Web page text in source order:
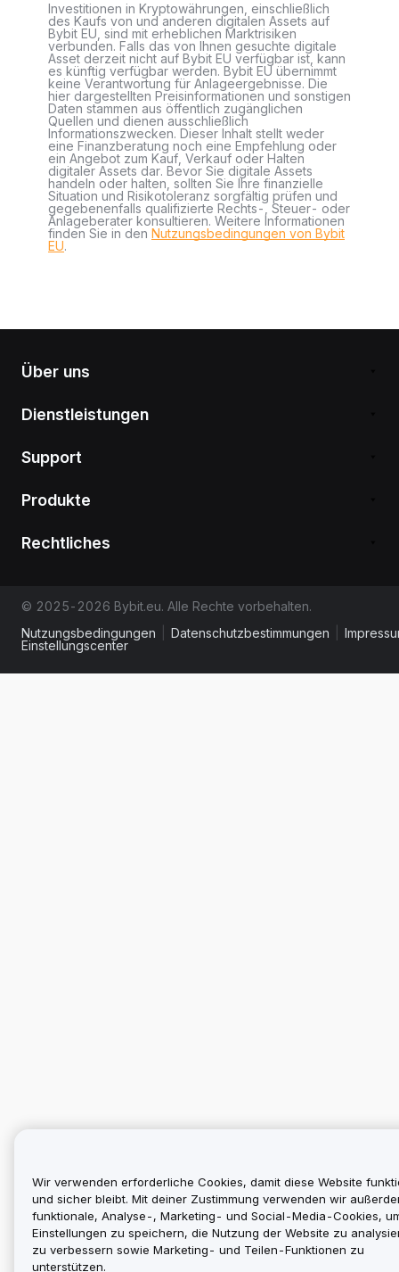
Investitionen in Kryptowährungen, einschließlich
des Kaufs von und anderen digitalen Assets auf
Bybit EU, sind mit erheblichen Marktrisiken
verbunden. Falls das von Ihnen gesuchte digitale
Asset derzeit nicht auf Bybit EU verfügbar ist, kann
es künftig verfügbar werden. Bybit EU übernimmt
keine Verantwortung für Anlageergebnisse. Die
hier dargestellten Preisinformationen und sonstigen
Daten stammen aus öffentlich zugänglichen
Quellen und dienen ausschließlich
Informationszwecken. Dieser Inhalt stellt weder
eine Finanzberatung noch eine Empfehlung oder
ein Angebot zum Kauf, Verkauf oder Halten
digitaler Assets dar. Bevor Sie digitale Assets
handeln oder halten, sollten Sie Ihre finanzielle
Situation und Risikotoleranz sorgfältig prüfen und
gegebenenfalls qualifizierte Rechts-, Steuer- oder
Anlageberater konsultieren. Weitere Informationen
finden Sie in den Nutzungsbedingungen von Bybit
EU.
Über uns
Dienstleistungen
Support
Produkte
Rechtliches
© 2025-2026 Bybit.eu. Alle Rechte vorbehalten.
Nutzungsbedingungen
Datenschutzbestimmungen
Einstellungscenter
Wir verwenden erforderliche Cookies, damit diese Website
und sicher bleibt. Mit deiner Zustimmung verwenden wir
funktionale, Analyse-, Marketing- und Social-Media-Cookies,
Einstellungen zu speichern, die Nutzung der Website zu
zu verbessern sowie Marketing- und Teilen-Funktionen zu
unterstützen.